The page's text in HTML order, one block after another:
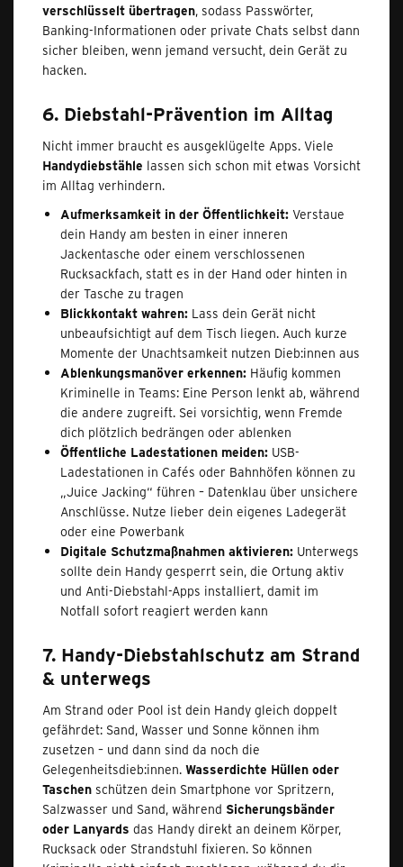
verschlüsselt übertragen, sodass Passwörter,
Banking-Informationen oder private Chats selbst dann
sicher bleiben, wenn jemand versucht, dein Gerät zu
hacken.
6. Diebstahl-Prävention im Alltag
Nicht immer braucht es ausgeklügelte Apps. Viele
Handydiebstähle lassen sich schon mit etwas Vorsicht
im Alltag verhindern.
Aufmerksamkeit in der Öffentlichkeit: Verstaue
dein Handy am besten in einer inneren
Jackentasche oder einem verschlossenen
Rucksackfach, statt es in der Hand oder hinten in
der Tasche zu tragen
Blickkontakt wahren: Lass dein Gerät nicht
unbeaufsichtigt auf dem Tisch liegen. Auch kurze
Momente der Unachtsamkeit nutzen Dieb:innen aus
Ablenkungsmanöver erkennen: Häufig kommen
Kriminelle in Teams: Eine Person lenkt ab, während
die andere zugreift. Sei vorsichtig, wenn Fremde
dich plötzlich bedrängen oder ablenken
Öffentliche Ladestationen meiden: USB-
Ladestationen in Cafés oder Bahnhöfen können zu
„Juice Jacking“ führen – Datenklau über unsichere
Anschlüsse. Nutze lieber dein eigenes Ladegerät
oder eine Powerbank
Digitale Schutzmaßnahmen aktivieren: Unterwegs
sollte dein Handy gesperrt sein, die Ortung aktiv
und Anti-Diebstahl-Apps installiert, damit im
Notfall sofort reagiert werden kann
7. Handy-Diebstahlschutz am Strand
& unterwegs
Am Strand oder Pool ist dein Handy gleich doppelt
gefährdet: Sand, Wasser und Sonne können ihm
zusetzen – und dann sind da noch die
Gelegenheitsdieb:innen. Wasserdichte Hüllen oder
Taschen schützen dein Smartphone vor Spritzern,
Salzwasser und Sand, während Sicherungsbänder
oder Lanyards das Handy direkt an deinem Körper,
Rucksack oder Strandstuhl fixieren. So können